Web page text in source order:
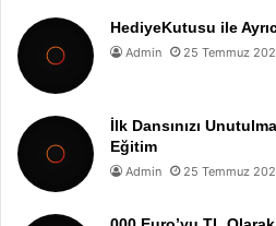
HediyeKutusu ile
Admin 25 Temmuz
İlk Dansınızı
Eğitim
Admin 25 Temmuz